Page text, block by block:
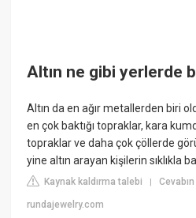
Altın ne gibi yerlerde
Altın da en ağır metallerden biri
en çok baktığı topraklar, kara
topraklar ve daha çok çöllerde
yine altın arayan kişilerin sıklıkla
Kaynak kaldırma talebi |
rundajewelry.com